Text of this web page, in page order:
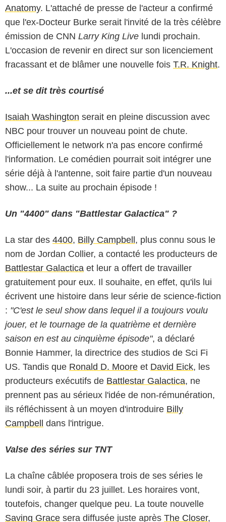
Anatomy. L'attaché de presse de l'acteur a confirmé
que l'ex-Docteur Burke serait l'invité de la très célèbre
émission de CNN Larry King Live lundi prochain.
L'occasion de revenir en direct sur son licenciement
fracassant et de blâmer une nouvelle fois T.R. Knight.
...et se dit très courtisé
Isaiah Washington serait en pleine discussion avec
NBC pour trouver un nouveau point de chute.
Officiellement le network n'a pas encore confirmé
l'information. Le comédien pourrait soit intégrer une
série déjà à l'antenne, soit faire partie d'un nouveau
show... La suite au prochain épisode !
Un "4400" dans "Battlestar Galactica" ?
La star des 4400, Billy Campbell , plus connu sous le
nom de Jordan Collier, a contacté les producteurs de
Battlestar Galactica et leur a offert de travailler
gratuitement pour eux. Il souhaite, en effet, qu'ils lui
écrivent une histoire dans leur série de science-fiction
: "C'est le seul show dans lequel il a toujours voulu
jouer, et le tournage de la quatrième et dernière
saison en est au cinquième épisode", a déclaré
Bonnie Hammer, la directrice des studios de Sci Fi
US. Tandis que Ronald D. Moore et David Eick, les
producteurs exécutifs de Battlestar Galactica, ne
prennent pas au sérieux l'idée de non-rémunération,
ils réfléchissent à un moyen d'introduire Billy
Campbell
dans l'intrigue.
Valse des séries sur TNT
La chaîne câblée proposera trois de ses séries le
lundi soir, à partir du 23 juillet. Les horaires vont,
toutefois, changer quelque peu. La toute nouvelle
Saving Grace sera diffusée juste après The Closer,